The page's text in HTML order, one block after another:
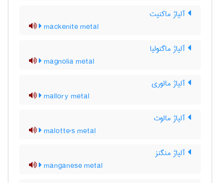
آلیاژ ماکنیت
mackenite metal
آلیاژ ماگنولیا
magnolia metal
آلیاژ مالوری
mallory metal
آلیاژ مالوت
malotte's metal
آلیاژ منگنز
manganese metal